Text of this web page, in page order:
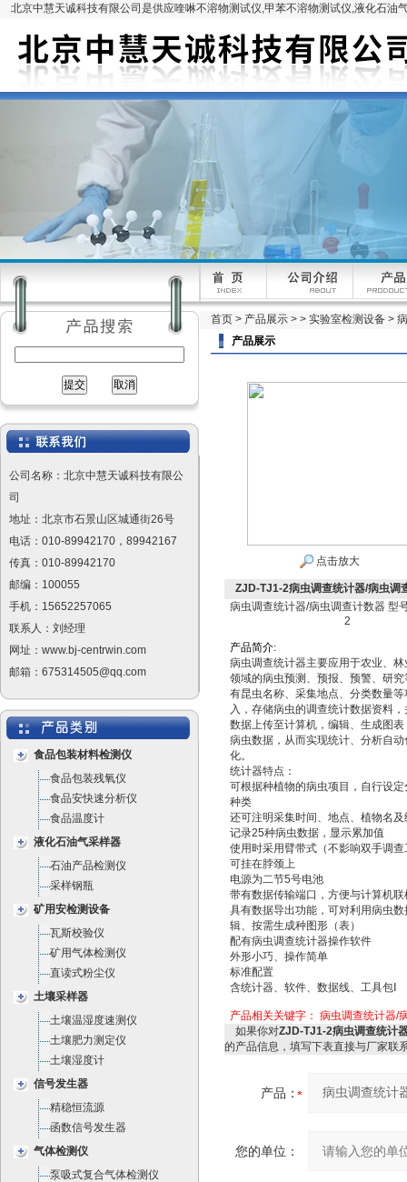
北京中慧天诚科技有限公司是供应喹啉不溶物测试仪,甲苯不溶物测试仪,液化石油
公司名称：北京中慧天诚科技有限公
司
地址：北京市石景山区城通街26号
电话：010-89942170，89942167
传真：010-89942170
邮编：100055
手机：15652257065
联系人：刘经理
网址：www.bj-centrwin.com
邮箱：675314505@qq.com
食品包装材料检测仪
食品包装残氧仪
食品安快速分析仪
食品温度计
液化石油气采样器
石油产品检测仪
采样钢瓶
矿用安检测设备
瓦斯校验仪
矿用气体检测仪
直读式粉尘仪
土壤采样器
土壤温湿度速测仪
土壤肥力测定仪
土壤湿度计
信号发生器
精稳恒流源
函数信号发生器
气体检测仪
泵吸式复合气体检测仪
首页 > 产品展示 > > 实验室检测设备 >
产品展示
点击放大
ZJD-TJ1-2病虫调查统计器/病虫调
病虫调查统计器/病虫调查计数器 型
2
产品简介:
病虫调查统计器主要应用于农业、林
领域的病虫预测、预报、预警、研究
有昆虫名称、采集地点、分类数量等
入，存储病虫的调查统计数据资料
数据上传至计算机，编辑、生成图
病虫数据，从而实现统计、分析自动
化。
统计器特点：
可根据种植物的病虫项目，自行设定
种类
还可注明采集时间、地点、植物名及
记录25种病虫数据，显示累加值
使用时采用臂带式（不影响双手调查
可挂在脖颈上
电源为二节5号电池
带有数据传输端口，方便与计算机联
具有数据导出功能，可对利用病虫数
辑、按需生成种图形（表）
配有病虫调查统计器操作软件
外形小巧、操作简单
标准配置
含统计器、软件、数据线、工具包Ⅰ
产品相关关键字： 病虫调查统计器/
如果你对ZJD-TJ1-2病虫调查统计
的产品信息，填写下表直接与厂家联
产品：
您的单位：